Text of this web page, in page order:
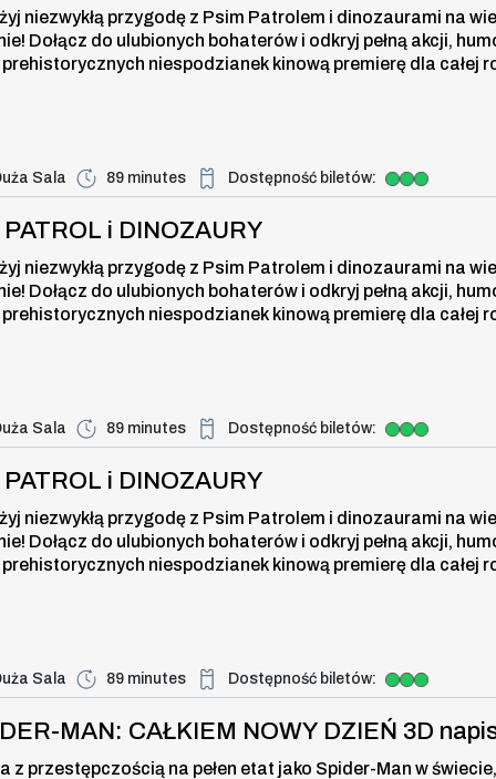
niezwykłą przygodę z Psim Patrolem i dinozaurami na
Dołącz do ulubionych bohaterów i odkryj pełną akcji,
niespodzianek kinową premierę dla całej
Sala 89 minutes Dostępność biletów:
Duża dostępność biletów
DINOZAURY , 8 august 2026, time
PATROL i DINOZAURY
niezwykłą przygodę z Psim Patrolem i dinozaurami na
Dołącz do ulubionych bohaterów i odkryj pełną akcji,
niespodzianek kinową premierę dla całej
Sala 89 minutes Dostępność biletów:
Duża dostępność biletów
DINOZAURY , 8 august 2026, time
PATROL i DINOZAURY
niezwykłą przygodę z Psim Patrolem i dinozaurami na
Dołącz do ulubionych bohaterów i odkryj pełną akcji,
niespodzianek kinową premierę dla całej
Sala 89 minutes Dostępność biletów:
Duża dostępność biletów
CAŁKIEM NOWY DZIEŃ 3D
MAN: CAŁKIEM NOWY DZIEŃ 3D
z przestępczością na pełen etat jako Spider-Man w